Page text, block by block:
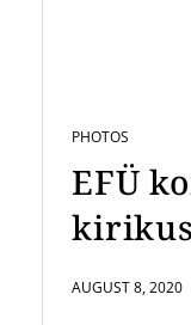
PHOTOS
EFÜ
kirikus
AUGUST 8, 2020